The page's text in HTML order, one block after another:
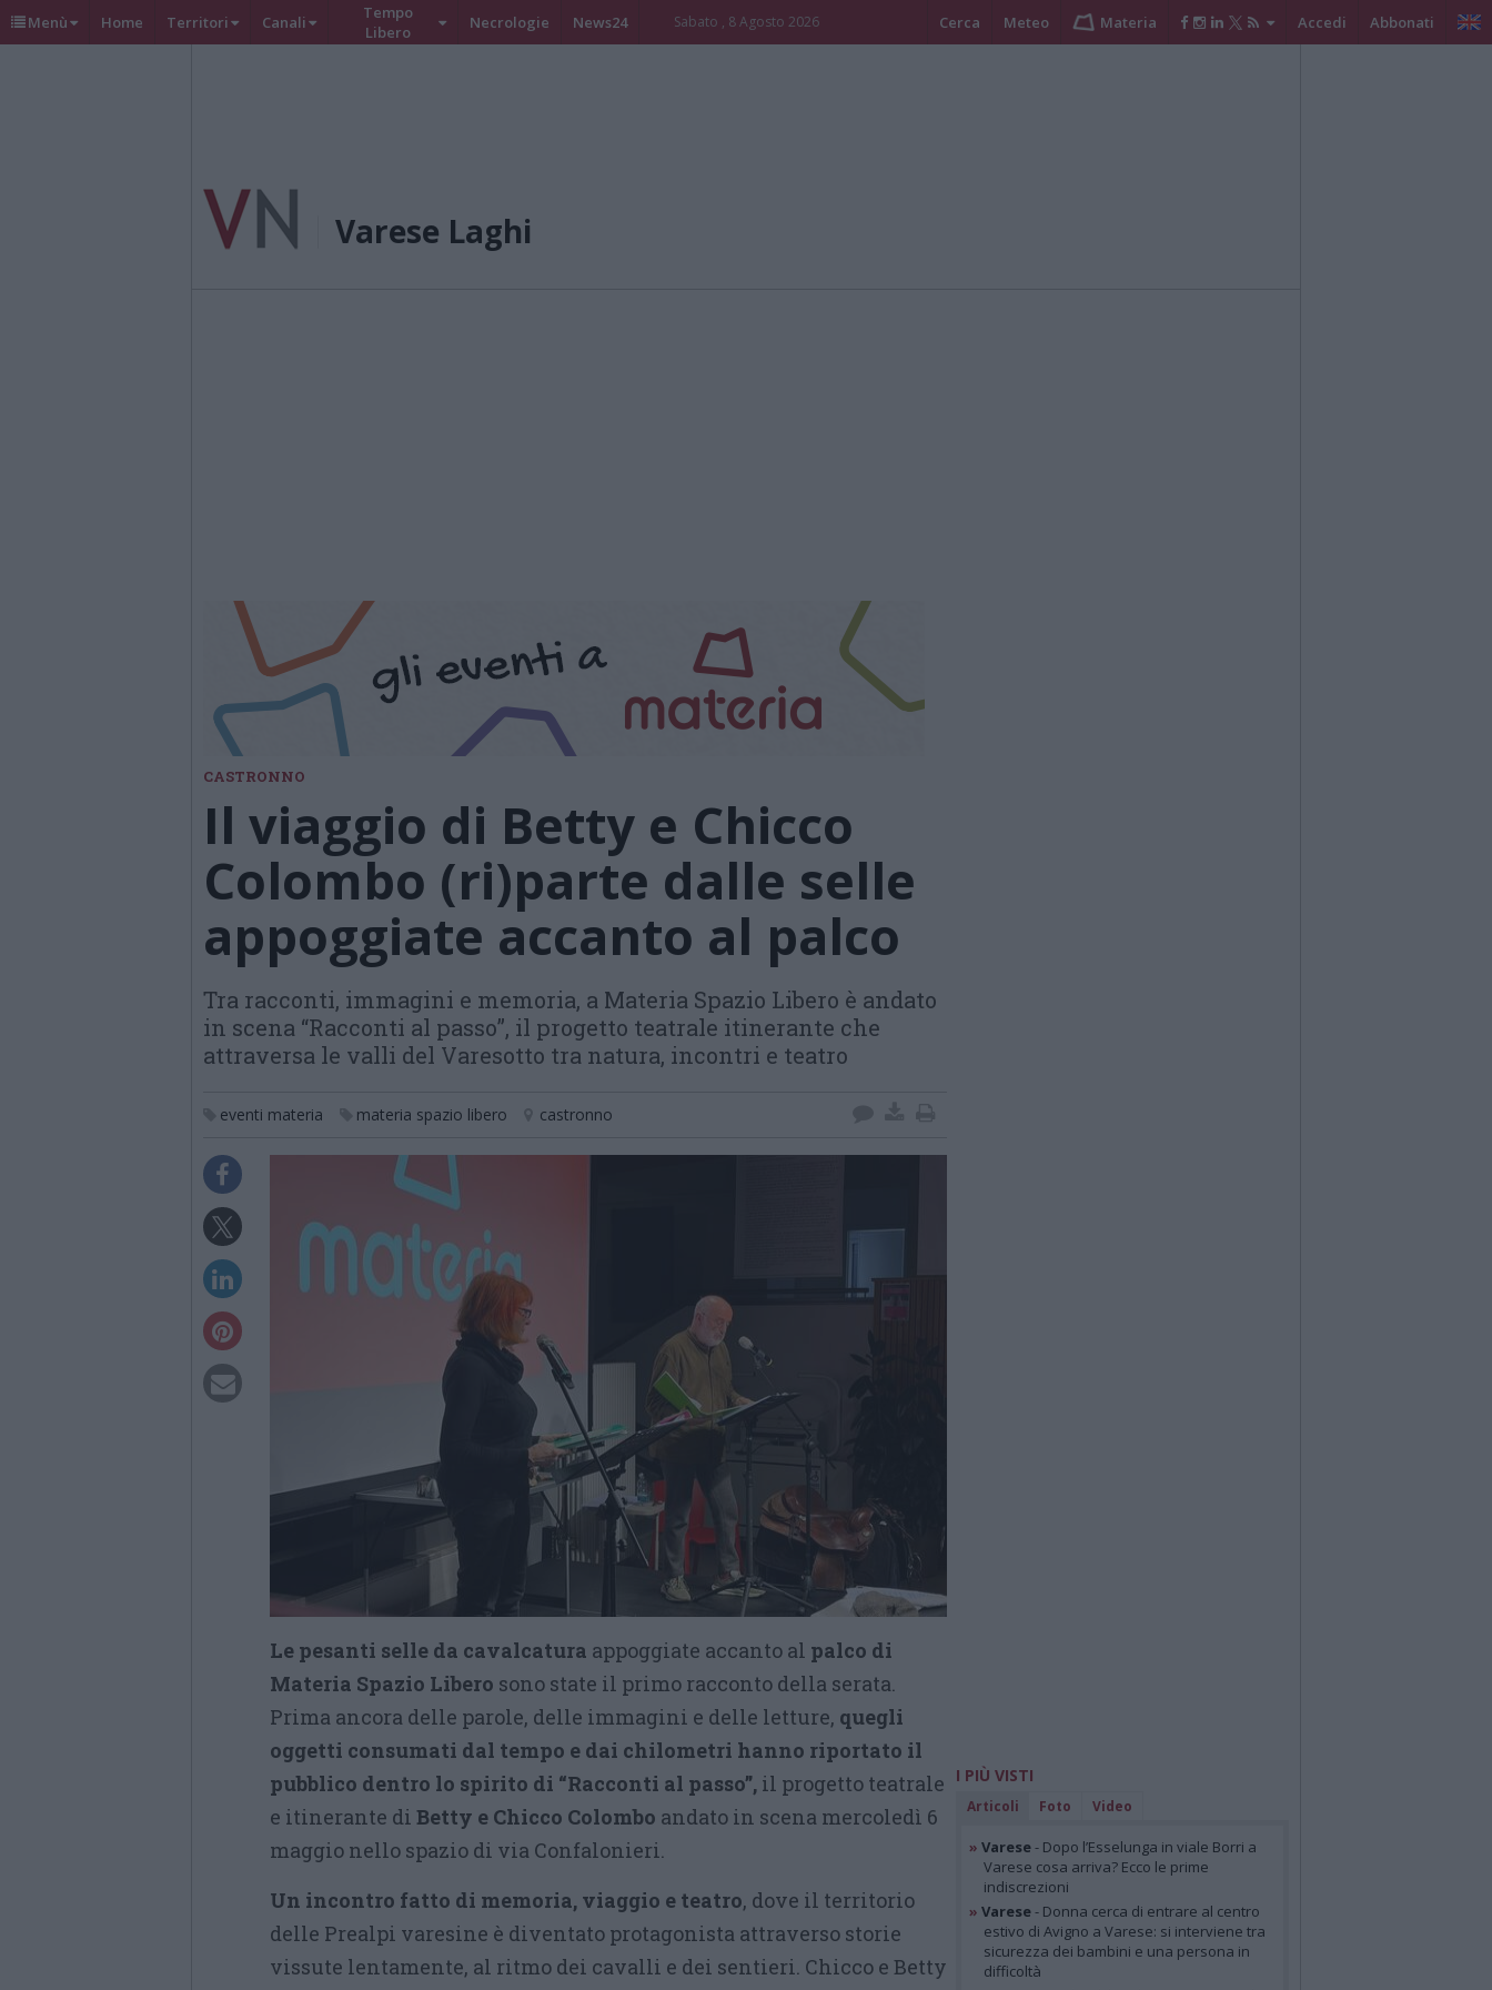
Menù Home Territori Canali
Tempo
Libero
Necrologie News24 Sabato , 8 Agosto 2026 Cerca Meteo Materia Accedi Abbonati
Varese Laghi
CASTRONNO
Il viaggio di Betty e Chicco
Colombo (ri)parte dalle selle
appoggiate accanto al palco
Tra racconti, immagini e memoria, a Materia Spazio Libero è andato
in scena “Racconti al passo”, il progetto teatrale itinerante che
attraversa le valli del Varesotto tra natura, incontri e teatro
eventi materia materia spazio libero castronno
Le pesanti selle da cavalcatura appoggiate accanto al palco di
Materia Spazio Libero sono state il primo racconto della serata.
Prima ancora delle parole, delle immagini e delle letture, quegli
oggetti consumati dal tempo e dai chilometri hanno riportato il
pubblico dentro lo spirito di “Racconti al passo”, il progetto teatrale
e itinerante di Betty e Chicco Colombo andato in scena mercoledì 6
maggio nello spazio di via Confalonieri.
Un incontro fatto di memoria, viaggio e teatro, dove il territorio
delle Prealpi varesine è diventato protagonista attraverso storie
vissute lentamente, al ritmo dei cavalli e dei sentieri. Chicco e Betty
I PIÙ VISTI
Articoli Foto Video
» Varese- Dopo l’Esselunga in viale Borri a
Varese cosa arriva? Ecco le prime
indiscrezioni
» Varese- Donna cerca di entrare al centro
estivo di Avigno a Varese: si interviene tra
sicurezza dei bambini e una persona in
difficoltà